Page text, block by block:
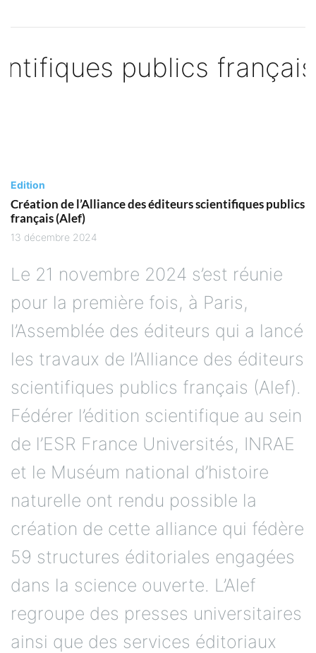
Edition
Création de l’Alliance des éditeurs scientifiques publics
français (Alef)
13 décembre 2024
Le 21 novembre 2024 s’est réunie
pour la première fois, à Paris,
l’Assemblée des éditeurs qui a lancé
les travaux de l’Alliance des éditeurs
scientifiques publics français (Alef).
Fédérer l’édition scientifique au sein
de l’ESR France Universités, INRAE
et le Muséum national d’histoire
naturelle ont rendu possible la
création de cette alliance qui fédère
59 structures éditoriales engagées
dans la science ouverte. L’Alef
regroupe des presses universitaires
ainsi que des services éditoriaux